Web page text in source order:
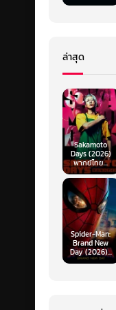
ล่าสุด
Sakamoto
Days (2026)
พากย์ไทย...
Spider-Man:
Brand New
Day (2026)...